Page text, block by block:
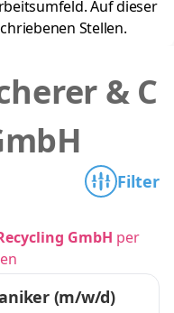
Auf dieser
Stellen.
& C
Filter
GmbH per
(m/w/d)